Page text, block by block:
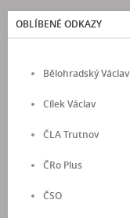
OBLÍBENÉ ODKAZY
Bělohradský Václav
Cílek Václav
ČLA Trutnov
ČRo Plus
ČSO